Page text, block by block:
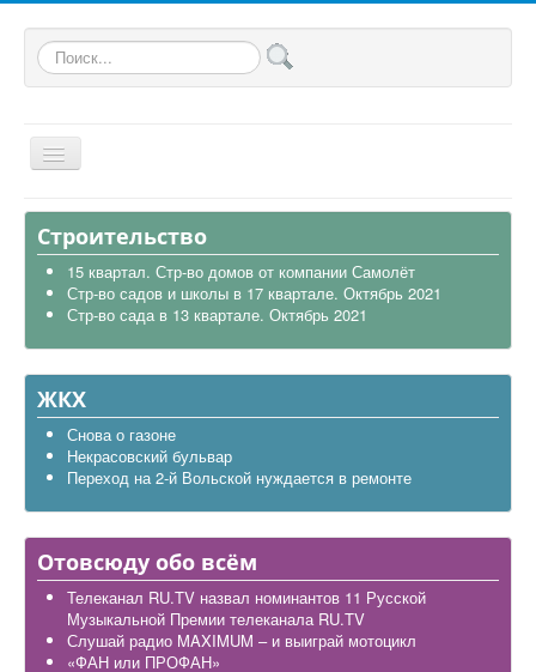
Искать...
Общая
В районе
Строительство
Транспорт
Экология
Политика
Офицеры России
Дела школьные
Карта района
Строительство
15 квартал. Стр-во домов от компании Самолёт
Стр-во садов и школы в 17 квартале. Октябрь 2021
Стр-во сада в 13 квартале. Октябрь 2021
ЖКХ
Снова о газоне
Некрасовский бульвар
Переход на 2-й Вольской нуждается в ремонте
Отовсюду обо всём
Телеканал RU.TV назвал номинантов 11 Русской
Музыкальной Премии телеканала RU.TV
Слушай радио MAXIMUM – и выиграй мотоцикл
«ФАН или ПРОФАН»